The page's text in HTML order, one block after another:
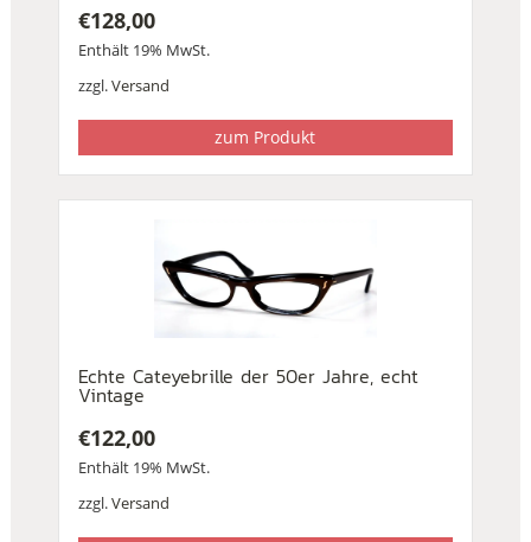
€128,00
Enthält 19% MwSt.
zzgl.Versand
zum Produkt
Echte Cateyebrille der 50er Jahre, echt
Vintage
€122,00
Enthält 19% MwSt.
zzgl.Versand